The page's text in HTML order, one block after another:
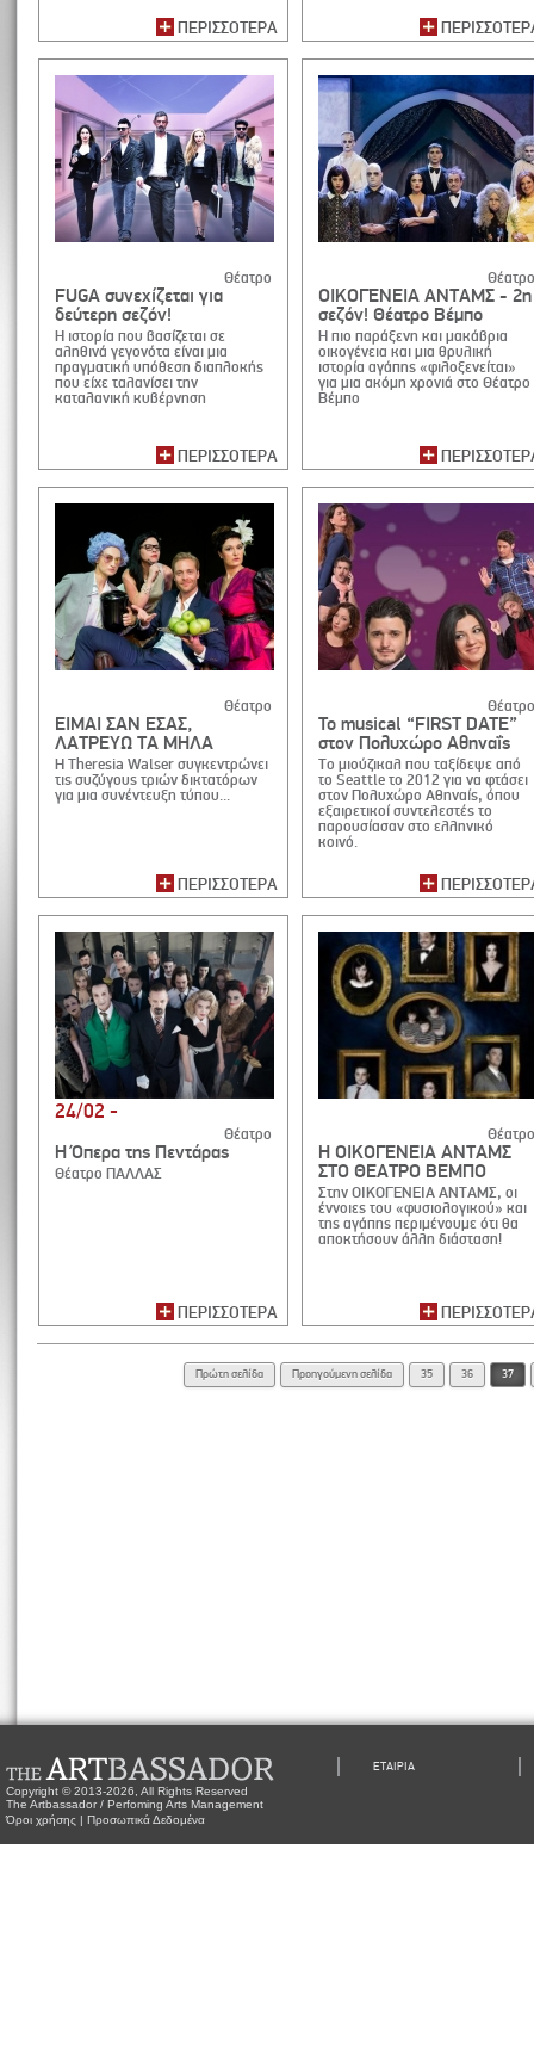
ΠΕΡΙΣΣΟΤΕΡΑ
Θέατρο
FUGA συνεχίζεται για
δεύτερη σεζόν!
H ιστορία που βασίζεται σε
αληθινά γεγονότα είναι μια
πραγματική υπόθεση διαπλοκής
που είχε ταλανίσει την
καταλανική κυβέρνηση
ΠΕΡΙΣΣΟΤΕΡΑ
Θέατρο
ΟΙΚΟΓΕΝΕΙΑ ΑΝΤΑΜΣ - 2η
σεζόν! Θέατρο Βέμπο
Η πιο παράξενη και μακάβρια
οικογένεια και μια θρυλική
ιστορία αγάπης «φιλοξενείται»
για μια ακόμη χρονιά στο Θέατρο
Βέμπο
Θέατρο
ΕΙΜΑΙ ΣΑΝ ΕΣΑΣ,
ΛΑΤΡΕΥΩ ΤΑ ΜΗΛΑ
Η Theresia Walser συγκεντρώνει
τις συζύγους τριών δικτατόρων
για μια συνέντευξη τύπου...
ΠΕΡΙΣΣΟΤΕΡΑ
Θέατρο
To musical “FIRST DATE”
στον Πολυχώρο Αθηναΐς
Το μιούζικαλ που ταξίδεψε από
το Seattle το 2012 για να φτάσει
στον Πολυχώρο Aθηναίς, όπου
εξαιρετικοί συντελεστές το
παρουσίασαν στο ελληνικό
κοινό.
24/02 -
Θέατρο
Η Όπερα της Πεντάρας
Θέατρο ΠΑΛΛΑΣ
ΠΕΡΙΣΣΟΤΕΡΑ
Θέατρο
Η ΟΙΚΟΓΕΝΕΙΑ ΑΝΤΑΜΣ
ΣΤΟ ΘΕΑΤΡΟ ΒΕΜΠΟ
Στην ΟΙΚΟΓΕΝΕΙΑ ΑΝΤΑΜΣ, οι
έννοιες του «φυσιολογικού» και
της αγάπης περιμένουμε ότι θα
αποκτήσουν άλλη διάσταση!
Πρώτη σελίδα Προηγούμενη σελίδα 35 36 37
Copyright © 2013-2026, All Rights Reserved
The Artbassador / Perfoming Arts Management
Όροι χρήσης | Προσωπικά Δεδομένα
ΕΤΑΙΡΙΑ